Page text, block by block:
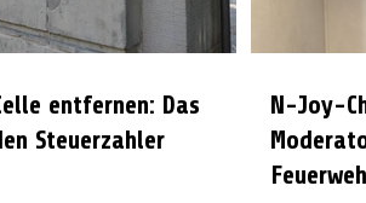
entfernen: Das
Steuerzahler
N-Joy-